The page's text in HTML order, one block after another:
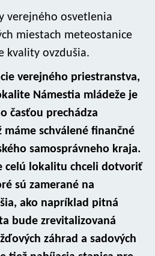
verejného osvetlenia
miestach meteostanice
kvality ovzdušia.
verejného priestranstva,
Námestia mládeže je
časťou prechádza
schválené finančné
samosprávneho kraja.
celú lokalitu chceli dotvoriť
sú zamerané na
ako napríklad pitná
bude zrevitalizovaná
záhrad a sadových